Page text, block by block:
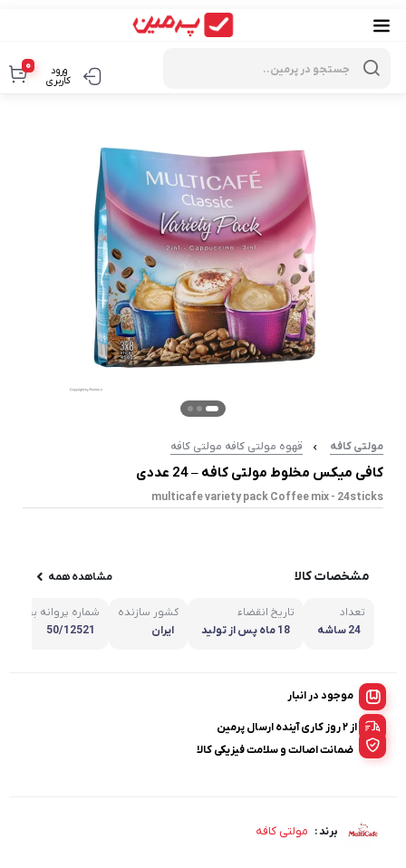
ورود
کاربری
0
مولتی کافه قهوه مولتی کافه مولتی کافه
کافی میکس مخلوط مولتی کافه – 24 عددی
multicafe variety pack Coffee mix - 24sticks
مشخصات کالا مشاهده همه
تعداد
24 ساشه
تاریخ انقضاء
18 ماه پس از تولید
کشور سازنده
ایران
شماره پروانه بهداشت
50/12521
موجود در انبار
از ۲ روز کاری آینده ارسال پرمین
ضمانت اصالت و سلامت فیزیکی کالا
برند : مولتی کافه